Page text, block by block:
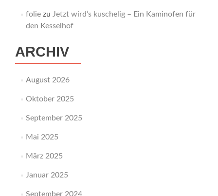
foliezu Jetzt wird’s kuschelig – Ein Kaminofen für
den Kesselhof
ARCHIV
August 2026
Oktober 2025
September 2025
Mai 2025
März 2025
Januar 2025
September 2024